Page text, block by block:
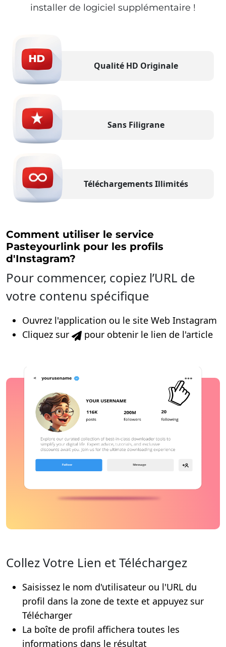
installer de logiciel supplémentaire !
Qualité HD Originale
Sans Filigrane
Téléchargements Illimités
Comment utiliser le service
Pasteyourlink pour les profils
d'Instagram?
Pour commencer, copiez l’URL de
votre contenu spécifique
Ouvrez l'application ou le site Web Instagram
Cliquez sur
pour obtenir le lien de l'article
Collez Votre Lien et Téléchargez
Saisissez le nom d'utilisateur ou l'URL du
profil dans la zone de texte et appuyez sur
Télécharger
La boîte de profil affichera toutes les
informations dans le résultat